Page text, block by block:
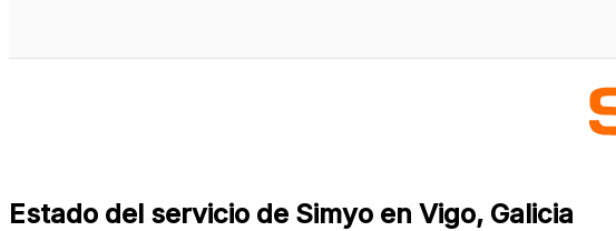
Estado del servicio de Simyo en Vigo, Galicia